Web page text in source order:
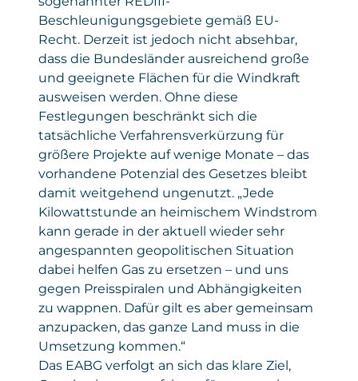
Beschleunigungsgebiete gemäß EU-
Recht. Derzeit ist jedoch nicht absehbar,
dass die Bundesländer ausreichend große
und geeignete Flächen für die Windkraft
ausweisen werden. Ohne diese
Festlegungen beschränkt sich die
tatsächliche Verfahrensverkürzung für
größere Projekte auf wenige Monate – das
vorhandene Potenzial des Gesetzes bleibt
damit weitgehend ungenutzt. „Jede
Kilowattstunde an heimischem Windstrom
kann gerade in der aktuell wieder sehr
angespannten geopolitischen Situation
dabei helfen Gas zu ersetzen – und uns
gegen Preisspiralen und Abhängigkeiten
zu wappnen. Dafür gilt es aber gemeinsam
anzupacken, das ganze Land muss in die
Umsetzung kommen.“
Das EABG verfolgt an sich das klare Ziel,